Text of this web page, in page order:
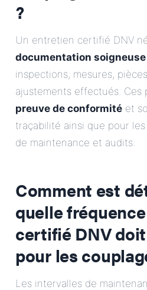
?
Un entretien certifié DNV
documentation soigneuse
inspections, mesures,
ajustements effectués. Ces
preuve de conformité et
traçabilité ainsi que pour
de maintenance et audits.
Comment est
quelle
certifié DNV
pour les
Les intervalles de